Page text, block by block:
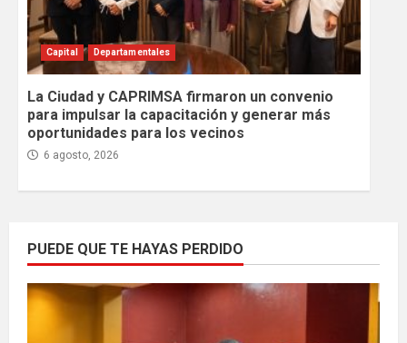
Capital Departamentales
La Ciudad y CAPRIMSA firmaron un convenio
para impulsar la capacitación y generar más
oportunidades para los vecinos
6 agosto, 2026
PUEDE QUE TE HAYAS PERDIDO